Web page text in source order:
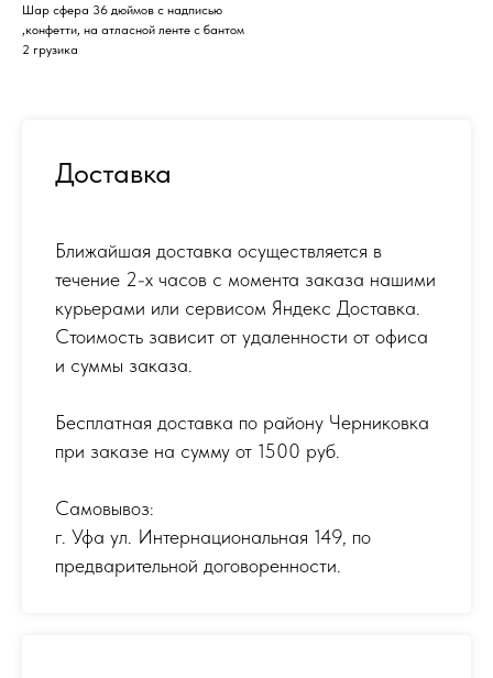
Шар сфера 36 дюймов с надписью
,конфетти, на атласной ленте с бантом
2 грузика
Доставка
Ближайшая доставка осуществляется в
течение 2-х часов с момента заказа нашими
курьерами или сервисом Яндекс Доставка.
Стоимость зависит от удаленности от офиса
и суммы заказа.
Бесплатная доставка по району Черниковка
при заказе на сумму от 1500 руб.
Самовывоз:
г. Уфа ул. Интернациональная 149, по
предварительной договоренности.